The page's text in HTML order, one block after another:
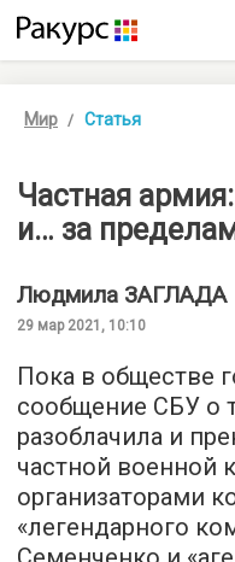
Мир Статья
Частная
и… за
Людмила ЗАГЛАДА
29 мар 2021, 10:10
Пока в обществе
сообщение СБУ о
разоблачила и
частной военной
организаторами
«легендарного